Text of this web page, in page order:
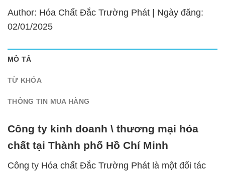
Author: Hóa Chất Đắc Trường Phát | Ngày đăng:
02/01/2025
MÔ TẢ
TỪ KHÓA
THÔNG TIN MUA HÀNG
Công ty kinh doanh \ thương mại hóa
chất tại Thành phố Hồ Chí Minh
Công ty Hóa chất Đắc Trường Phát là một đối tác